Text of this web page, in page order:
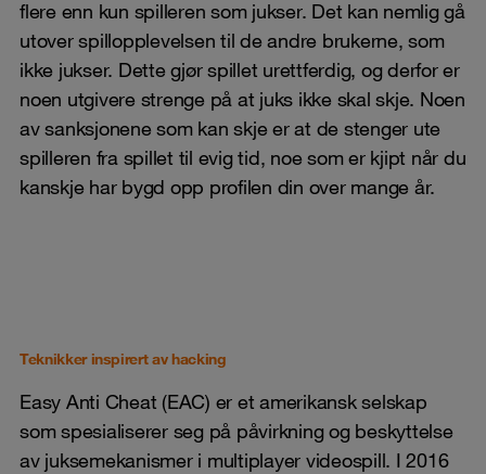
flere enn kun spilleren som jukser. Det kan nemlig gå
utover spillopplevelsen til de andre brukerne, som
ikke jukser. Dette gjør spillet urettferdig, og derfor er
noen utgivere strenge på at juks ikke skal skje. Noen
av sanksjonene som kan skje er at de stenger ute
spilleren fra spillet til evig tid, noe som er kjipt når du
kanskje har bygd opp profilen din over mange år.
Teknikker inspirert av hacking
Easy Anti Cheat (EAC) er et amerikansk selskap
som spesialiserer seg på påvirkning og beskyttelse
av juksemekanismer i multiplayer videospill. I 2016